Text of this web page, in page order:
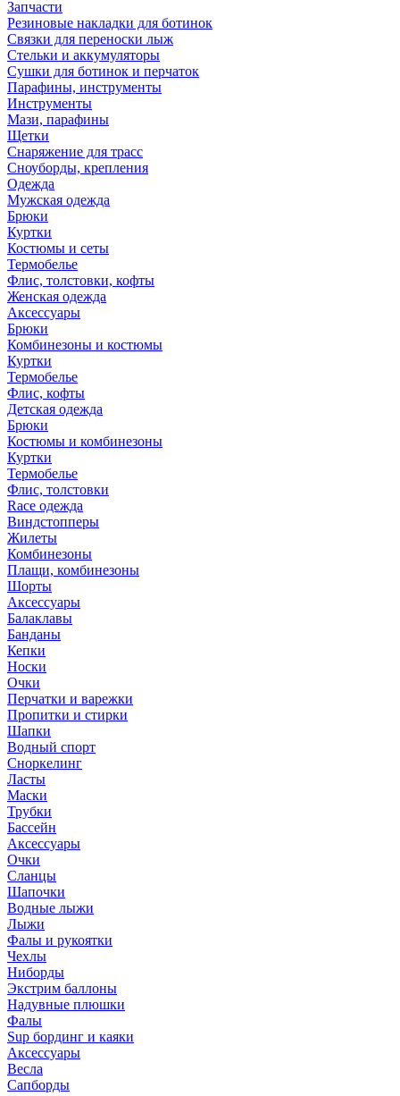
Запчасти
Резиновые накладки для ботинок
Связки для переноски лыж
Стельки и аккумуляторы
Сушки для ботинок и перчаток
Парафины, инструменты
Инструменты
Мази, парафины
Щетки
Снаряжение для трасс
Сноуборды, крепления
Одежда
Мужская одежда
Брюки
Куртки
Костюмы и сеты
Термобелье
Флис, толстовки, кофты
Женская одежда
Аксессуары
Брюки
Комбинезоны и костюмы
Куртки
Термобелье
Флис, кофты
Детская одежда
Брюки
Костюмы и комбинезоны
Куртки
Термобелье
Флис, толстовки
Race одежда
Виндстопперы
Жилеты
Комбинезоны
Плащи, комбинезоны
Шорты
Аксессуары
Балаклавы
Банданы
Кепки
Носки
Очки
Перчатки и варежки
Пропитки и стирки
Шапки
Водный спорт
Сноркелинг
Ласты
Маски
Трубки
Бассейн
Аксессуары
Очки
Сланцы
Шапочки
Водные лыжи
Лыжи
Фалы и рукоятки
Чехлы
Ниборды
Экстрим баллоны
Надувные плюшки
Фалы
Sup бординг и каяки
Аксессуары
Весла
Сапборды